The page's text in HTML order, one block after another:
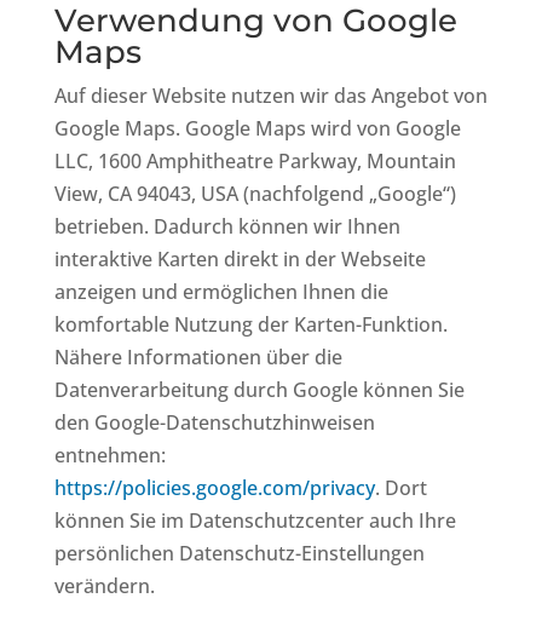
Verwendung von Google
Maps
Auf dieser Website nutzen wir das Angebot von
Google Maps. Google Maps wird von Google
LLC, 1600 Amphitheatre Parkway, Mountain
View, CA 94043, USA (nachfolgend „Google“)
betrieben. Dadurch können wir Ihnen
interaktive Karten direkt in der Webseite
anzeigen und ermöglichen Ihnen die
komfortable Nutzung der Karten-Funktion.
Nähere Informationen über die
Datenverarbeitung durch Google können Sie
den Google-Datenschutzhinweisen
entnehmen:
https://policies.google.com/privacy. Dort
können Sie im Datenschutzcenter auch Ihre
persönlichen Datenschutz-Einstellungen
verändern.